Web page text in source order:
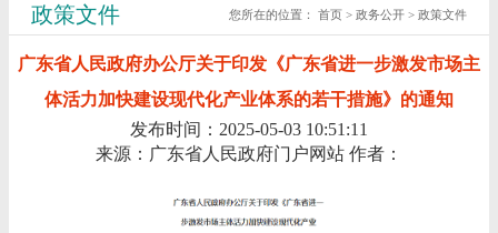
政策文件 您所在的位置：首页 >政务公开 >政策文件
广东省人民政府办公厅关于印发《广东省进一步激发市场主
体活力加快建设现代化产业体系的若干措施》的通知
发布时间：2025-05-03 10:51:11
来源：广东省人民政府门户网站 作者：